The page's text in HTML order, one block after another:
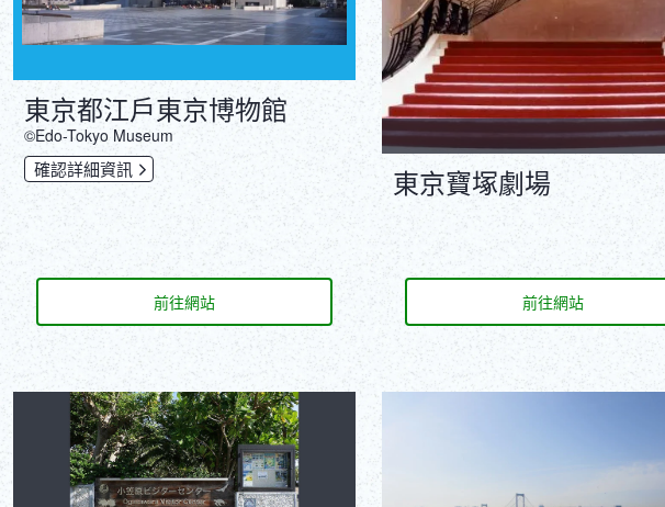
東京都江戶東京博物館
©Edo-Tokyo Museum
確認詳細資訊
前往網站
東京寶塚劇場
前往網站